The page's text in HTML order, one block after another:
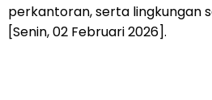
perkantoran, serta lingkungan
[Senin, 02 Februari 2026].